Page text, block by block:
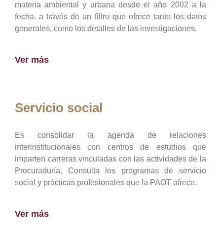
materia ambiental y urbana desde el año 2002 a la
fecha, a través de un filtro que ofrece tanto los datos
generales, como los detalles de las investigaciones.
Ver más
Servicio social
Es consolidar la agenda de relaciones
interinstitucionales con centros de estudios que
imparten carreras vinculadas con las actividades de la
Procuraduría, Consulta los programas de servicio
social y prácticas profesionales que la PAOT ofrece.
Ver más